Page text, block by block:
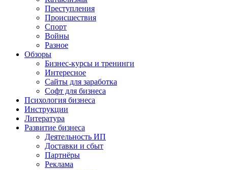
Преступления
Происшествия
Спорт
Войны
Разное
Обзоры
Бизнес-курсы и тренинги
Интересное
Сайты для заработка
Софт для бизнеса
Психология бизнеса
Инструкции
Литература
Развитие бизнеса
Деятельность ИП
Доставки и сбыт
Партнёры
Реклама